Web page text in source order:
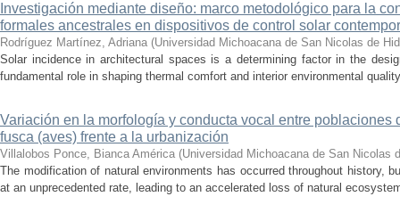
Investigación mediante diseño: marco metodológico para la
formales ancestrales en dispositivos de control solar
Rodríguez Martínez, Adriana (Universidad Michoacana de San Nicolas de
Solar incidence in architectural spaces is a determining factor in the
fundamental role in shaping thermal comfort and interior environmental
Variación en la morfología y conducta vocal entre poblaciones
fusca (aves) frente a la urbanización
Villalobos Ponce, Bianca América (Universidad Michoacana de San Nicolas
The modification of natural environments has occurred throughout history,
at an unprecedented rate, leading to an accelerated loss of natural